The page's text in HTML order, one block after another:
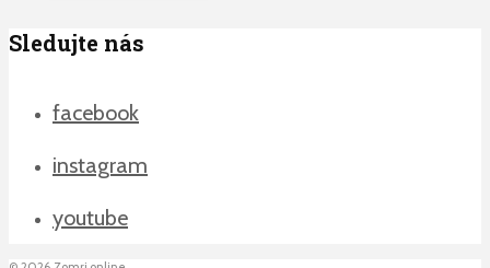
Sledujte nás
facebook
instagram
youtube